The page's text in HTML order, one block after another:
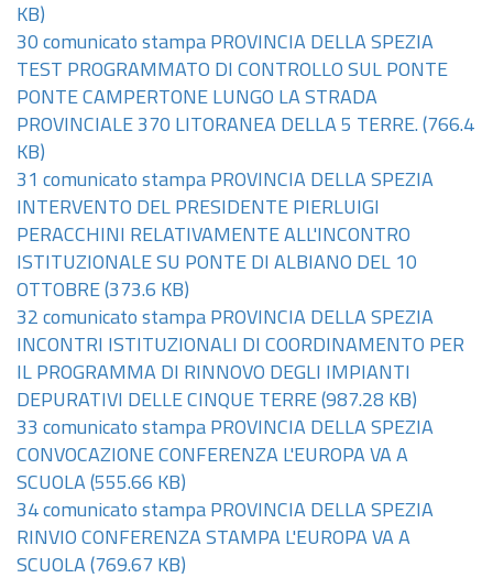
KB)
30 comunicato stampa PROVINCIA DELLA SPEZIA
TEST PROGRAMMATO DI CONTROLLO SUL PONTE
PONTE CAMPERTONE LUNGO LA STRADA
PROVINCIALE 370 LITORANEA DELLA 5 TERRE. (766.4
KB)
31 comunicato stampa PROVINCIA DELLA SPEZIA
INTERVENTO DEL PRESIDENTE PIERLUIGI
PERACCHINI RELATIVAMENTE ALL'INCONTRO
ISTITUZIONALE SU PONTE DI ALBIANO DEL 10
OTTOBRE (373.6 KB)
32 comunicato stampa PROVINCIA DELLA SPEZIA
INCONTRI ISTITUZIONALI DI COORDINAMENTO PER
IL PROGRAMMA DI RINNOVO DEGLI IMPIANTI
DEPURATIVI DELLE CINQUE TERRE (987.28 KB)
33 comunicato stampa PROVINCIA DELLA SPEZIA
CONVOCAZIONE CONFERENZA L'EUROPA VA A
SCUOLA (555.66 KB)
34 comunicato stampa PROVINCIA DELLA SPEZIA
RINVIO CONFERENZA STAMPA L'EUROPA VA A
SCUOLA (769.67 KB)